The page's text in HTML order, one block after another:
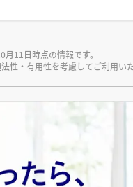
11日時点の情報です。
性・有用性を考慮してご利用い